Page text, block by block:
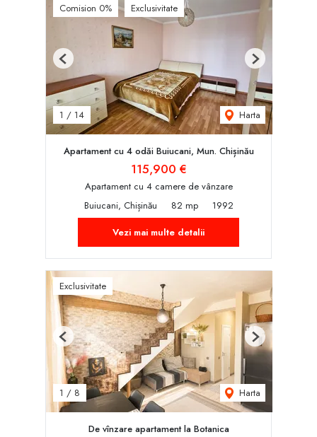
Comision 0% Exclusivitate
1 / 14 Harta
Previous Next
Apartament cu 4 odăi Buiucani, Mun. Chișinău
115,900 €
Apartament cu 4 camere de vânzare
Buiucani, Chișinău
82 mp
1992
Vezi mai multe detalii
Exclusivitate
1 / 8 Harta
Previous Next
De vînzare apartament la Botanica